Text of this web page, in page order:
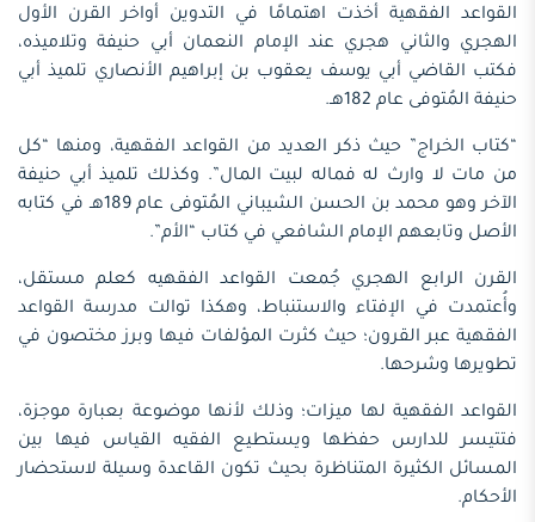
القواعد الفقهية أخذت اهتمامًا في التدوين أواخر القرن الأول
الهجري والثاني هجري عند الإمام النعمان أبي حنيفة وتلاميذه،
فكتب القاضي أبي يوسف يعقوب بن إبراهيم الأنصاري تلميذ أبي
حنيفة المُتوفى عام 182هـ.
“كتاب الخراج” حيث ذكر العديد من القواعد الفقهية، ومنها “كل
من مات لا وارث له فماله لبيت المال”. وكذلك تلميذ أبي حنيفة
الآخر وهو محمد بن الحسن الشيباني المُتوفى عام 189هـ في كتابه
الأصل وتابعهم الإمام الشافعي في كتاب “الأم”.
القرن الرابع الهجري جُمعت القواعد الفقهيه كعلم مستقل،
وأُعتمدت في الإفتاء والاستنباط، وهكذا توالت مدرسة القواعد
الفقهية عبر القرون؛ حيث كثرت المؤلفات فيها وبرز مختصون في
تطويرها وشرحها.
القواعد الفقهية لها ميزات؛ وذلك لأنها موضوعة بعبارة موجزة،
فتتيسر للدارس حفظها ويستطيع الفقيه القياس فيها بين
المسائل الكثيرة المتناظرة بحيث تكون القاعدة وسيلة لاستحضار
الأحكام.